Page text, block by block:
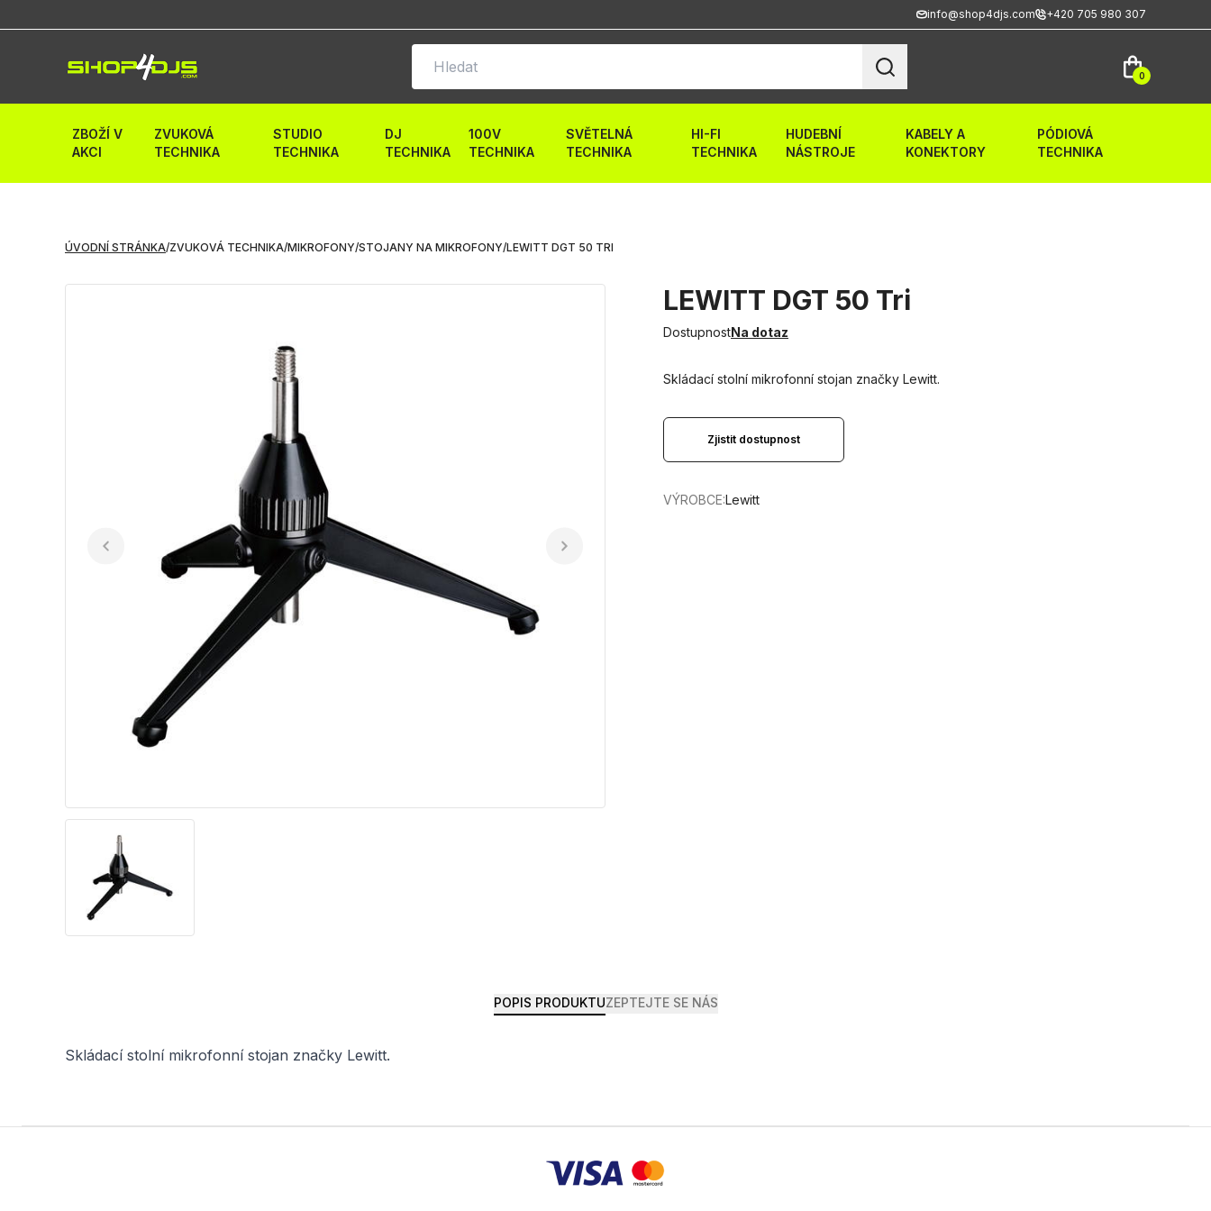
info@shop4djs.com +420 705 980 307
0
ZBOŽÍ V
AKCI
ZVUKOVÁ
TECHNIKA
STUDIO
TECHNIKA
DJ
TECHNIKA
100V
TECHNIKA
SVĚTELNÁ
TECHNIKA
HI-FI
TECHNIKA
HUDEBNÍ
NÁSTROJE
KABELY A
KONEKTORY
PÓDIOVÁ
TECHNIKA
ÚVODNÍ STRÁNKA/ZVUKOVÁ TECHNIKA/MIKROFONY/STOJANY NA MIKROFONY/LEWITT DGT 50 TRI
LEWITT DGT 50 Tri
DostupnostNa dotaz
Skládací stolní mikrofonní stojan značky Lewitt.
Zjistit dostupnost
VÝROBCE:Lewitt
POPIS PRODUKTUZEPTEJTE SE NÁS
Skládací stolní mikrofonní stojan značky Lewitt.